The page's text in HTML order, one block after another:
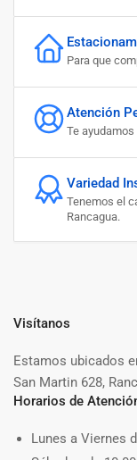
Para que
Atención
Te
Variedad
Tenemos el
Rancagua.
Visítanos
Estamos ubicados
San Martin 628,
Horarios de
Lunes a Viernes